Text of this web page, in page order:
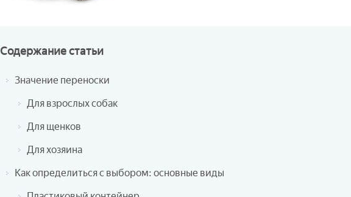
Содержаниестатьи
Значение переноски
Для взрослых собак
Для щенков
Для хозяина
Как определиться с выбором: основные виды